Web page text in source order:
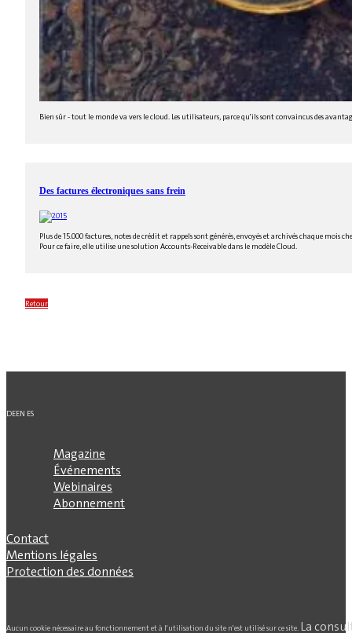
Bien sûr - tout le monde va vers le cloud. Les utilisateurs, parce qu'ils sont convaincus des
Des factures électroniques sans frein
Plus de 15.000 factures, notes de crédit et rappels sont générés, envoyés et archivés chaque
Pour ce faire, elle utilise une solution Accounts-Receivable dans le modèle Cloud.
Retour
DEEN ES
Magazine
Événements
Webinaires
Abonnement
Contact
Mentions légales
Protection des données
Aucun cookie nécessaire au fonctionnement et à l'utilisation du site n'est utilisé sur ce site. La